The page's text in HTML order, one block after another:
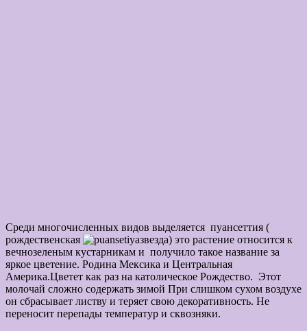
Среди многочисленных видов выделяется пуансеттия (
рождественская
звезда) это растение относится к
вечнозеленым кустарникам и получило такое название за
яркое цветение. Родина Мексика и Центральная
Америка.Цветет как раз на католическое Рождество. Этот
молочай сложно содержать зимой При слишком сухом воздухе
он сбрасывает листву и теряет свою декоративность. Не
переносит перепады температур и сквозняки.